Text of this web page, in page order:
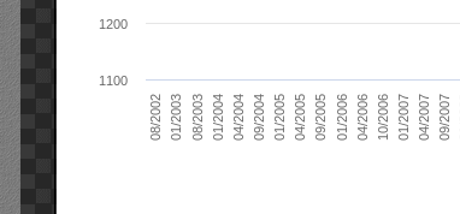
08/2002 01/2003 08/2003 01/2004 04/2004 09/2004 01/2005 04/2005 09/2005 01/2006 04/2006 10/2006 01/2007 04/2007 09/2007
1100
1200